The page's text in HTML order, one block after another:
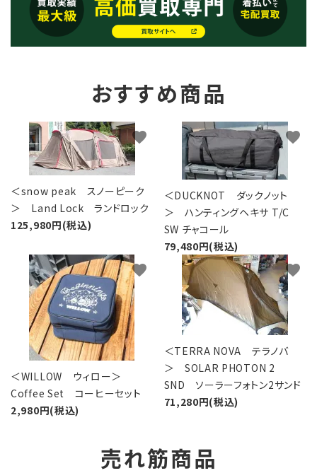
おすすめ商品
＜snow peak スノーピーク
＞ Land Lock ランドロック
125,980円(税込)
favorite
＜DUCKNOT ダックノット
＞ ハンティングヘキサ T/C
SW チャコール
79,480円(税込)
favorite
＜WILLOW ウィロー＞
Coffee Set コーヒーセット
2,980円(税込)
favorite
＜TERRA NOVA テラノバ
＞ SOLAR PHOTON 2
SND ソーラーフォトン2サンド
71,280円(税込)
favorite
売れ筋商品